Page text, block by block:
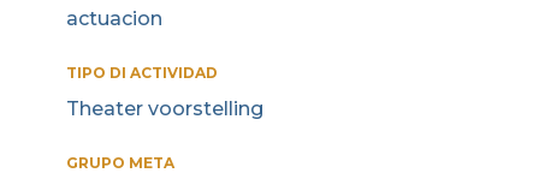
actuacion
TIPO DI ACTIVIDAD
Theater voorstelling
GRUPO META